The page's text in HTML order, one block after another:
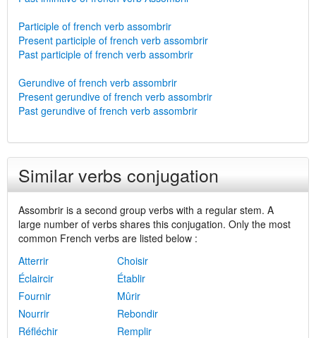
Participle of french verb assombrir
Present participle of french verb assombrir
Past participle of french verb assombrir
Gerundive of french verb assombrir
Present gerundive of french verb assombrir
Past gerundive of french verb assombrir
Similar verbs conjugation
Assombrir is a second group verbs with a regular stem. A
large number of verbs shares this conjugation. Only the most
common French verbs are listed below :
Atterrir
Choisir
Éclaircir
Établir
Fournir
Mûrir
Nourrir
Rebondir
Réfléchir
Remplir